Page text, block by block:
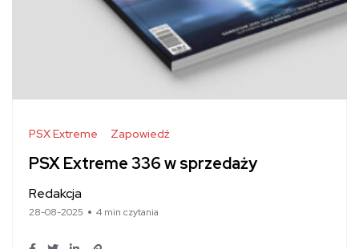
PSX Extreme Zapowiedź
PSX Extreme 336 w sprzedaży
Redakcja
28-08-2025 4 min czytania